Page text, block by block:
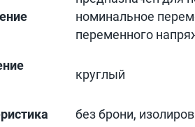
номинальное
переменного
круглый
без брони,